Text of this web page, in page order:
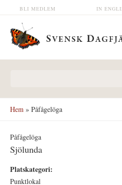
Hoppa till huvudinnehåll IN
BLI MEDLEM
Hem » Påfågelöga
Påfågelöga
Sjölunda
Platskategori:
Punktlokal